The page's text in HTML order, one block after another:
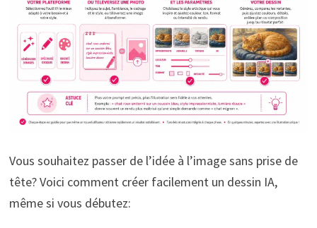
Vous souhaitez passer de l’idée à l’image sans prise de
tête? Voici comment créer facilement un dessin IA,
même si vous débutez: